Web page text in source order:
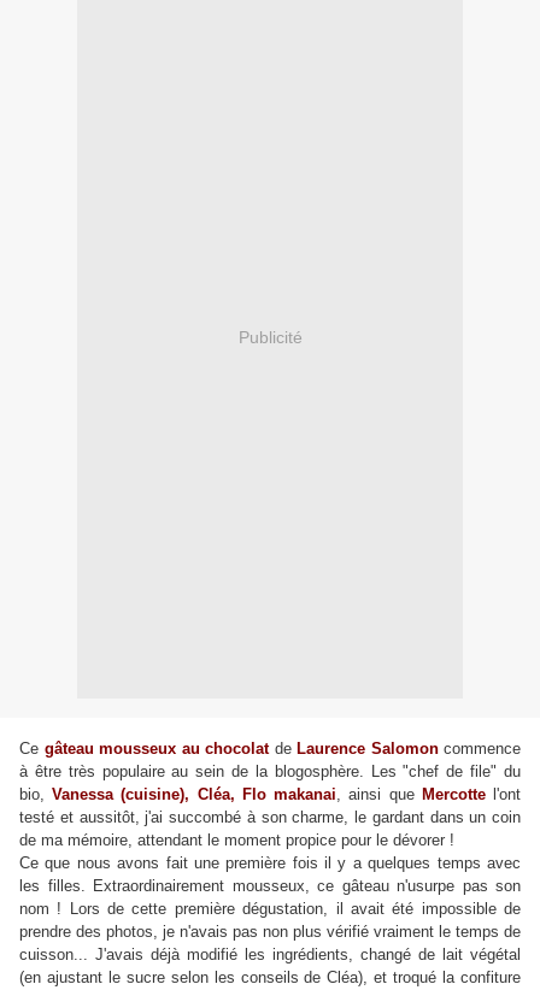
Publicité
Ce gâteau mousseux au chocolatde Laurence Salomoncommence
à être très populaire au sein de la blogosphère. Les "chef de file" du
bio,Vanessa (cuisine), Cléa, Flo makanai, ainsi que Mercottel'ont
testé et aussitôt, j'ai succombé à son charme, le gardant dans un coin
de ma mémoire, attendant le moment propice pour le dévorer !
Ce que nous avons fait une première fois il y a quelques temps avec
les filles. Extraordinairement mousseux, ce gâteau n'usurpe pas son
nom ! Lors de cette première dégustation, il avait été impossible de
prendre des photos, je n'avais pas non plus vérifié vraiment le temps de
cuisson... J'avais déjà modifié les ingrédients, changé de lait végétal
(en ajustant le sucre selon les conseils de Cléa), et troqué la confiture